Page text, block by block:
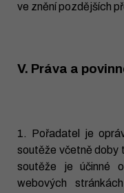
ve znění pozdějších
V. Práva a
1. Pořadatel je
soutěže včetně doby
soutěže je účinné
webových